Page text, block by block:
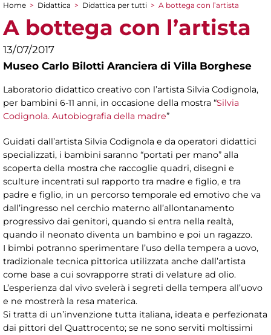
Tu sei qui
Home > Didattica > Didattica per tutti > A bottega con l’artista
A bottega con l’artista
13/07/2017
Museo Carlo Bilotti Aranciera di Villa Borghese
Laboratorio didattico creativo con l’artista Silvia Codignola,
per bambini 6-11 anni, in occasione della mostra “Silvia
Codignola. Autobiografia della madre”
Guidati dall’artista Silvia Codignola e da operatori didattici
specializzati, i bambini saranno “portati per mano” alla
scoperta della mostra che raccoglie quadri, disegni e
sculture incentrati sul rapporto tra madre e figlio, e tra
padre e figlio, in un percorso temporale ed emotivo che va
dall’ingresso nel cerchio materno all’allontanamento
progressivo dai genitori, quando si entra nella realtà,
quando il neonato diventa un bambino e poi un ragazzo.
I bimbi potranno sperimentare l’uso della tempera a uovo,
tradizionale tecnica pittorica utilizzata anche dall’artista
come base a cui sovrapporre strati di velature ad olio.
L’esperienza dal vivo svelerà i segreti della tempera all’uovo
e ne mostrerà la resa materica.
Si tratta di un’invenzione tutta italiana, ideata e perfezionata
dai pittori del Quattrocento; se ne sono serviti moltissimi